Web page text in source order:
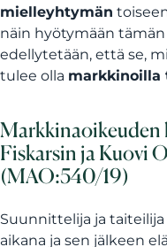
mielleyhtymän
näin hyötymään tämän
edellytetään, että se,
tulee olla markkinoilla
Markkinaoikeuden
Fiskarsin ja Kuovi
(MAO:540/19)
Suunnittelija ja
aikana ja sen jälkeen